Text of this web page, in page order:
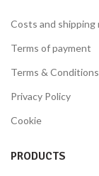
Costs and shipping
Terms of payment
Terms & Conditions
Privacy Policy
Cookie
PRODUCTS